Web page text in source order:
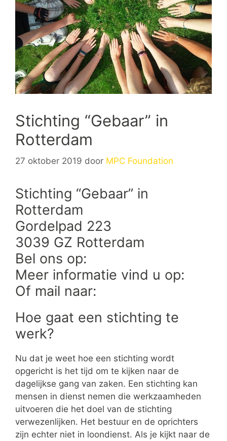
Stichting “Gebaar” in
Rotterdam
27 oktober 2019 door MPC Foundation
Stichting “Gebaar” in
Rotterdam
Gordelpad 223
3039 GZ Rotterdam
Bel ons op:
Meer informatie vind u op:
Of mail naar:
Hoe gaat een stichting te
werk?
Nu dat je weet hoe een stichting wordt
opgericht is het tijd om te kijken naar de
dagelijkse gang van zaken. Een stichting kan
mensen in dienst nemen die werkzaamheden
uitvoeren die het doel van de stichting
verwezenlijken. Het bestuur en de oprichters
zijn echter niet in loondienst. Als je kijkt naar de